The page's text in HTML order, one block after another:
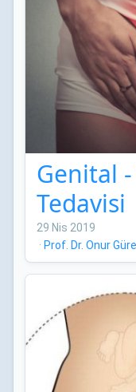
Genital
Tedavisi
29 Nis 2019
·